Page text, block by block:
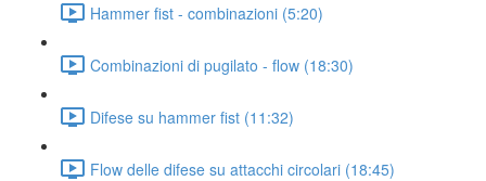
Hammer fist - combinazioni (5:20)
Combinazioni di pugilato - flow (18:30)
Difese su hammer fist (11:32)
Flow delle difese su attacchi circolari (18:45)